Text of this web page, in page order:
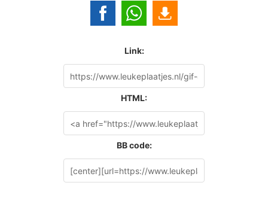
Link:
HTML:
BB code: